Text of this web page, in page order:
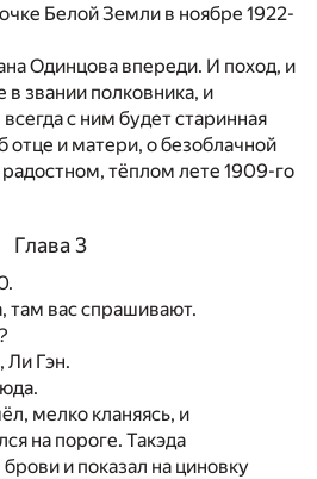
Белой Земли в ноябре 1922-
Одинцова впереди. И поход, и
звании полковника, и
с ним будет старинная
отце и матери, о безоблачной
тёплом лете 1909-го
Глава 3
там вас спрашивают.
Ли Гэн.
мелко кланяясь, и
на пороге. Такэда
и показал на циновку